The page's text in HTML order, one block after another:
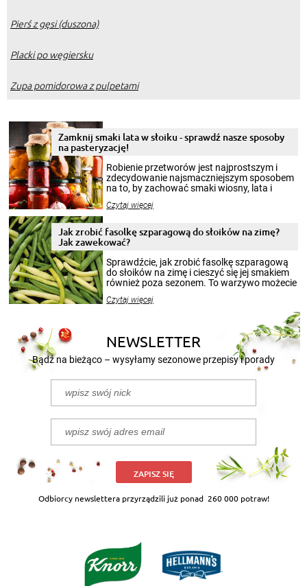
Pierś z gęsi (duszona)
Placki po węgiersku
Zupa pomidorowa z pulpetami
Zamknij smaki lata w słoiku - sprawdź nasze sposoby
na pasteryzację!
Robienie przetworów jest najprostszym i
zdecydowanie najsmaczniejszym sposobem
na to, by zachować smaki wiosny, lata i
krajobrazów, by cieszyć nimi oko w sezonie
pełni poczuć atmosferę cieplejszych
miesięcy. Przygotowanie słoików ze
smakowitą zawartością musi obejmować
patenty, które pozwolą zachować świeżość
przetworów.
Czytaj więcej
Jak zrobić fasolkę szparagową do słoików na zimę?
Jak zawekować?
Sprawdźcie, jak zrobić fasolkę szparagową
do słoików na zimę i cieszyć się jej smakiem
również poza sezonem. To warzywo możecie
nasze propozycje!
Czytaj więcej
NEWSLETTER
Bądź na bieżąco – wysyłamy sezonowe przepisy i porady
ZAPISZ SIĘ
Odbiorcy newslettera przyrządzili już ponad 260 000 potraw!